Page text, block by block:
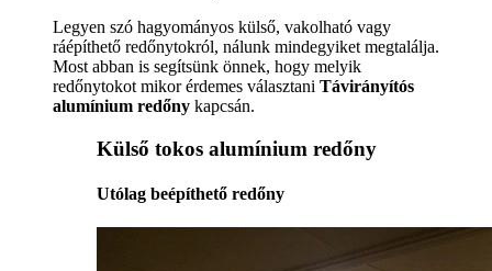
Legyen szó hagyományos külső, vakolható vagy
ráépíthető redőnytokról, nálunk mindegyiket megtalálja.
Most abban is segítsünk önnek, hogy melyik
redőnytokot mikor érdemes választani Távirányítós
alumínium redőny kapcsán.
Külső tokos alumínium redőny
Utólag beépíthető redőny